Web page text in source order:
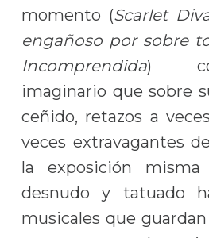
momento (Scarlet
engañoso por sobre
Incomprendida)
imaginario que sobre
ceñido, retazos a
veces extravagantes
la exposición
desnudo y tatuado
musicales que